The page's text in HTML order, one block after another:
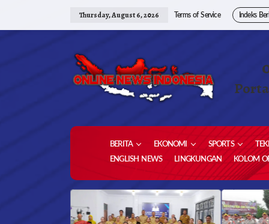
Thursday, August 6, 2026 Terms of Service Indeks
BERITA EKONOMI SPORTS
ENGLISH NEWS
LINGKUNGAN KOLOM